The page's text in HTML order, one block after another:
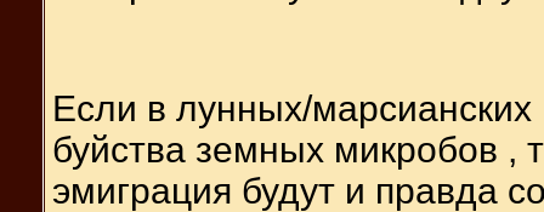
Если в лунных/
буйства земных микробов ,
эмиграция будут и правда